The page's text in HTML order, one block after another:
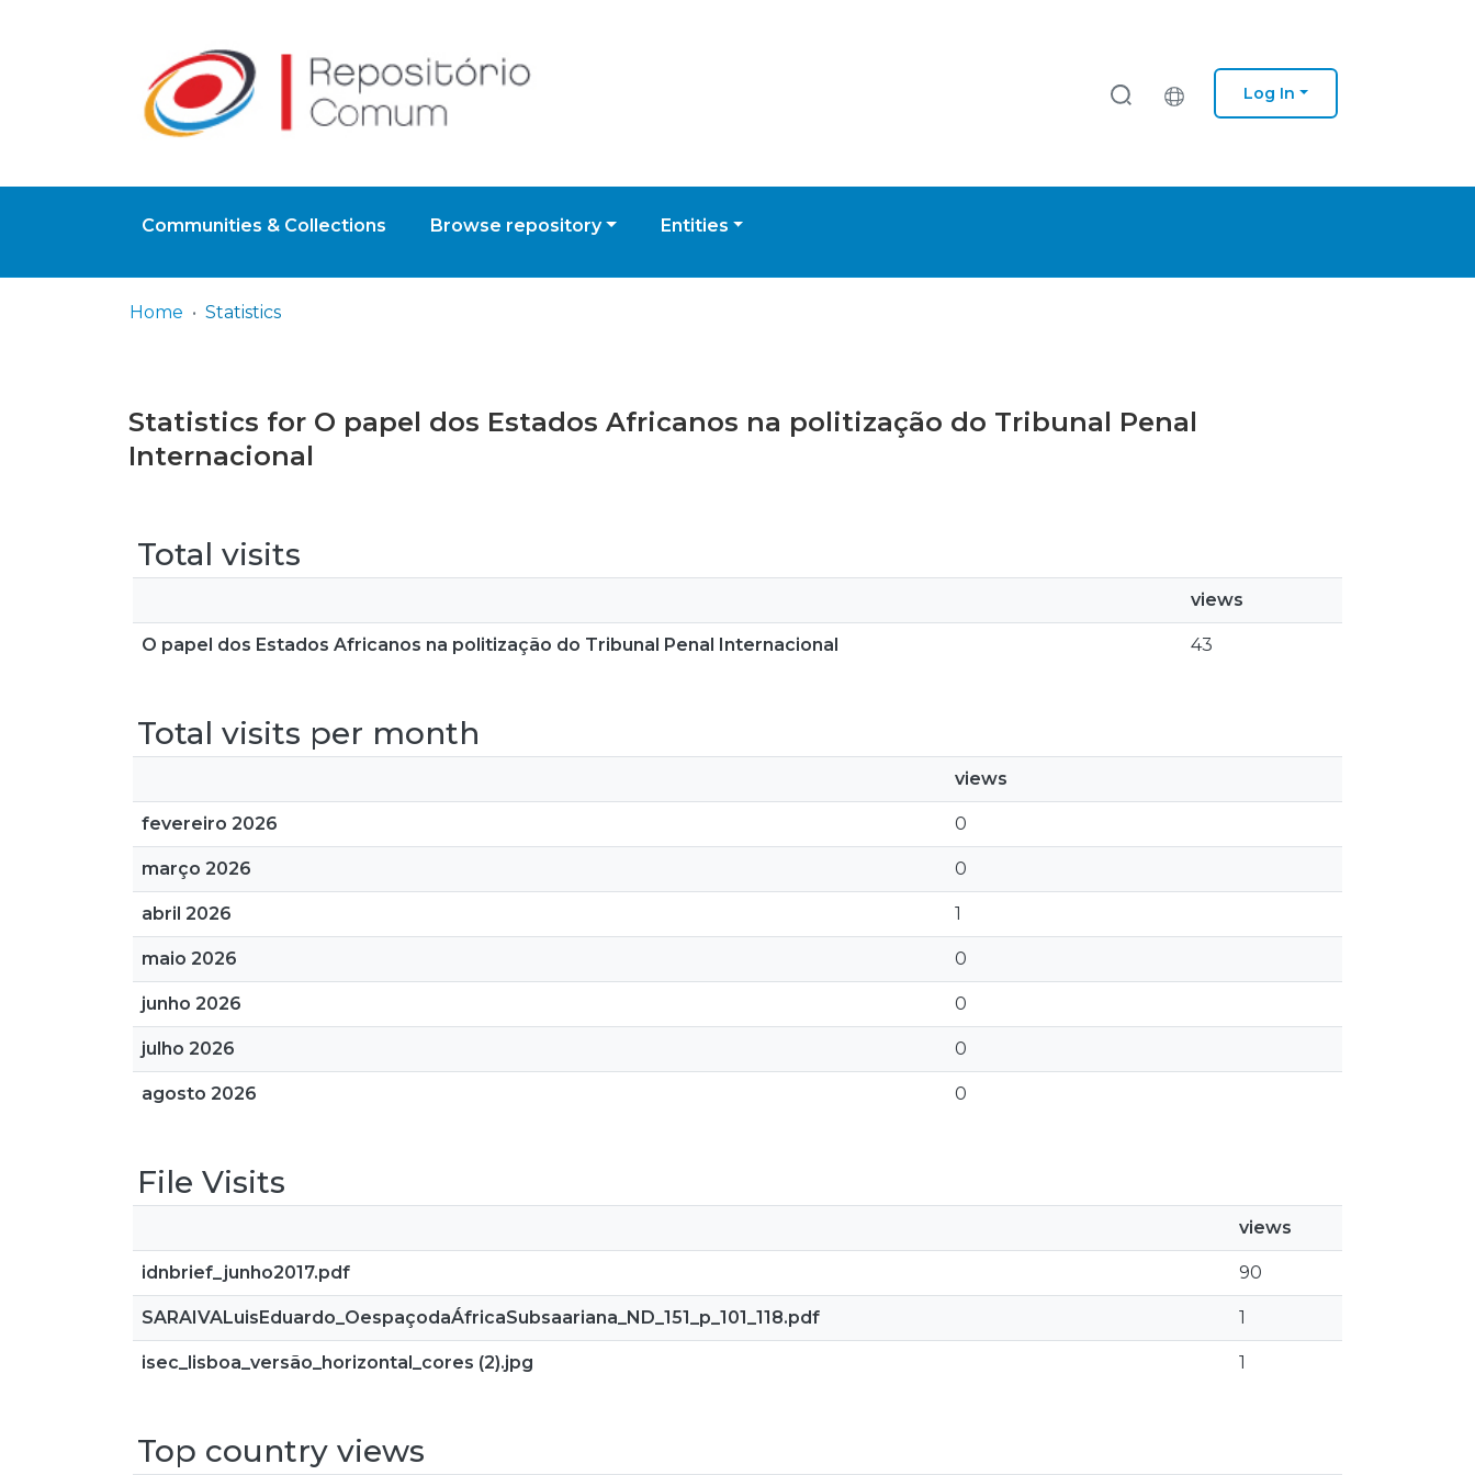
Log In
Communities & Collections Browse repository Entities
Home Statistics
Statistics for O papel dos Estados Africanos na politização do Tribunal Penal
Internacional
Total visits
views
O papel dos Estados Africanos na politização do Tribunal Penal Internacional 43
Total visits per month
views
fevereiro 2026 0
março 2026 0
abril 2026 1
maio 2026 0
junho 2026 0
julho 2026 0
agosto 2026 0
File Visits
views
idnbrief_junho2017.pdf 90
SARAIVALuisEduardo_OespaçodaÁfricaSubsaariana_ND_151_p_101_118.pdf 1
isec_lisboa_versão_horizontal_cores (2).jpg 1
Top country views